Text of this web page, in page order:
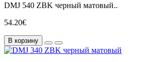
DMJ 540 ZBK черный матовый..
54.20€
В корзину